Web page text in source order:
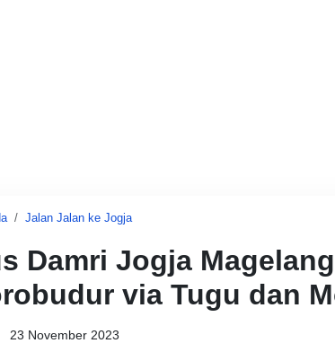
Jalan Jalan ke Jogja
Damri Jogja
via Tugu dan
23 November 2023